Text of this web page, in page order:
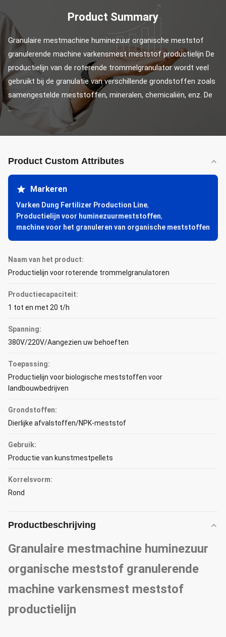
Product Summary
Granulaire mestmachine huminezuur organische meststof
granulerende machine varkensmest meststof productielijn De
productielijn van de roterende trommelgranulator wordt veel
gebruikt bij de granulatie van verschillende grondstoffen zoals
samengestelde meststoffen, mineralen, chemicaliën, enz. De
...
Product Custom Attributes
Markeren
Varken Dung Fertilizer Production Line,
Productielijn voor huminezuurmeststoffen,
machine voor het granuleren van organische meststoffen
Naam van het product:
Productielijn voor roterende trommelgranulatoren
Productiecapaciteit:
1 tot en met 20 t/h
Spanning:
380V/220V/Aangezien uw behoeften
Toepassing:
Productielijn voor biologische meststoffen voor
landbouwbedrijven
Grondstoffen:
Dierlijke afvalstoffen/NPK-meststof
Gebruik:
Productie van kunstmestpellets
Korrelsvorm:
Rond
Productbeschrijving
Granulaire mestmachine huminezuur
organische meststof granulerende
machine varkensmest meststof
productielijn